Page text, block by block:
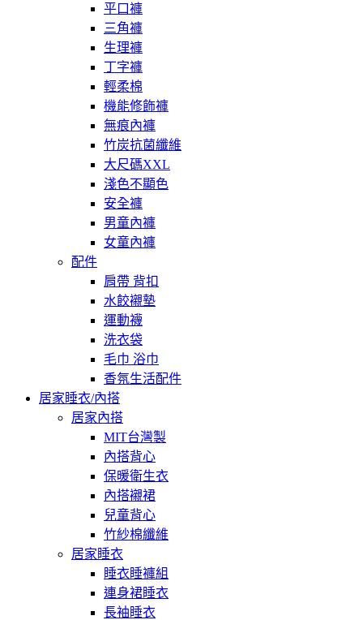
平口褲
三角褲
生理褲
丁字褲
輕柔棉
機能修飾褲
無痕內褲
竹炭抗菌纖維
大尺碼XXL
淺色不顯色
安全褲
男童內褲
女童內褲
配件
肩帶 背扣
水餃襯墊
運動襪
洗衣袋
毛巾 浴巾
香氛生活配件
居家睡衣/內搭
居家內搭
MIT台灣製
內搭背心
保暖衛生衣
內搭襯裙
兒童背心
竹紗棉纖維
居家睡衣
睡衣睡褲組
連身裙睡衣
長袖睡衣